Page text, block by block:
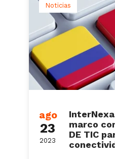
ago
23
2023
Noticias
marco
DE TIC